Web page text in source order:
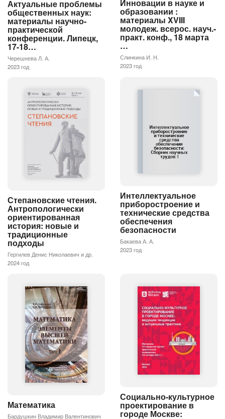
Актуальные проблемы
общественных наук:
материалы научно-
практической
конференции. Липецк,
17-18…
Черешнева Л. А.
2023 год
Инновации в науке и
образовании :
материалы XVIII
молодеж. всерос. науч.-
практ. конф., 18 марта
…
Слинкина И. Н.
2023 год
Степановские чтения.
Антропологически
ориентированная
история: новые и
традиционные
подходы
Гергилев Денис Николаевич и др.
2024 год
Интеллектуальное
приборостроение и
технические средства
обеспечения
безопасности
Бакаева А. А.
2023 год
Математика
Бардушкин Владимир Валентинович
Социально-культурное
проектирование в
городе Москве: